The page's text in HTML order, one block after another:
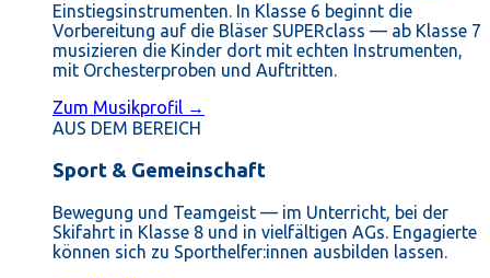
Einstiegsinstrumenten. In Klasse 6 beginnt die
Vorbereitung auf die Bläser SUPERclass — ab Klasse 7
musizieren die Kinder dort mit echten Instrumenten,
mit Orchesterproben und Auftritten.
Zum Musikprofil →
AUS DEM BEREICH
Sport & Gemeinschaft
Bewegung und Teamgeist — im Unterricht, bei der
Skifahrt in Klasse 8 und in vielfältigen AGs. Engagierte
können sich zu Sporthelfer:innen ausbilden lassen.